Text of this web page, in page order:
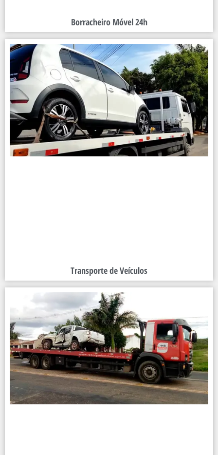
Borracheiro Móvel 24h
Transporte de Veículos